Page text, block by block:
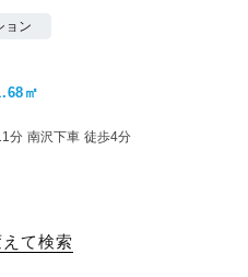
ョン
㎡
分 南沢下車 徒歩4分
て検索